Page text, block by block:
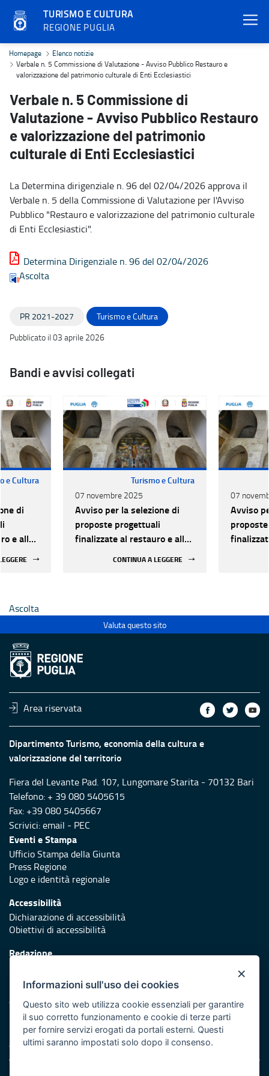
TURISMO E CULTURA
REGIONE PUGLIA
Verbale n. 5 Commissione di Valutazione - Avviso Pubblico
Homepage
Elenco notizie
Verbale n. 5 Commissione di Valutazione - Avviso Pubblico Restauro e
valorizzazione del patrimonio culturale di Enti Ecclesiastici
Verbale n. 5 Commissione di
Valutazione - Avviso Pubblico Restauro
e valorizzazione del patrimonio
culturale di Enti Ecclesiastici
La Determina dirigenziale n. 96 del 02/04/2026 approva il
Verbale n. 5 della Commissione di Valutazione per l'Avviso
Pubblico "Restauro e valorizzazione del patrimonio culturale
di Enti Ecclesiastici".
Determina Dirigenziale n. 96 del 02/04/2026
Ascolta
PR 2021-2027
Turismo e Cultura
Pubblicato il 03 aprile 2026
Bandi e avvisi collegati
e Cultura
di
e alla
Turismo e Cultura
07 novembre 2025
Avviso per la selezione di
proposte progettuali
finalizzate al restauro e alla
CONTINUA A LEGGERE
07
Avviso
Ascolta
Valuta questo sito
Area riservata
Dipartimento Turismo, economia della cultura e
valorizzazione del territorio
Fiera del Levante Pad. 107, Lungomare Starita - 70132 Bari
Telefono: + 39 080 5405615
Fax: +39 080 5405667
Scrivici:email - PEC
Eventi e Stampa
Ufficio Stampa della Giunta
Press Regione
Logo e identità regionale
Accessibilità
Dichiarazione di accessibilità
Obiettivi di accessibilità
Redazione
Protezione civile
Vai al sito di Protezione Civile Puglia
Iniziativa finanziata con risorse del POR Puglia 2014/2020 -
Asse XI
×
Informazioni sull'uso dei cookies
Questo sito web utilizza cookie essenziali per garantire
il suo corretto funzionamento e cookie di terze parti
per fornire servizi erogati da portali esterni. Questi
ultimi saranno impostati solo dopo il consenso.